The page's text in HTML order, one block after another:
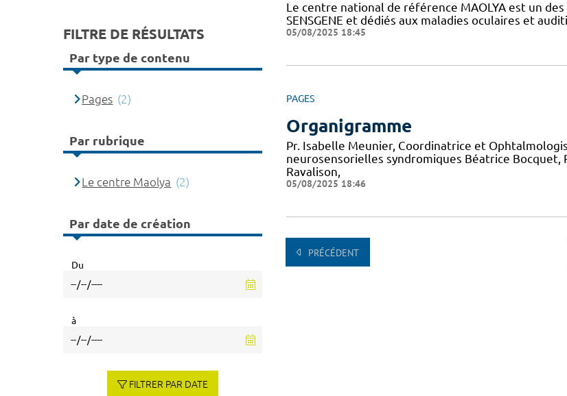
Le centre national de référence MAOLYA est un
SENSGENE et dédiés aux maladies oculaires et
05/08/2025 18:45
PAGES
Organigramme
Pr. Isabelle Meunier, Coordinatrice et
neurosensorielles syndromiques Béatrice
Ravalison,
05/08/2025 18:46
PRÉCÉDENT
FILTRE DE RÉSULTATS
Par type de contenu
Pages (2)
Par rubrique
Le centre Maolya (2)
Par date de création
Du
à
FILTRER PAR DATE